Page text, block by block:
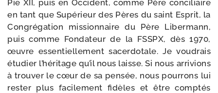
Pie XII, puis en Occident, comme Père conci­liaire
en tant que Supérieur des Pères du saint Esprit, la
Congrégation mis­sion­naire du Père Libermann,
puis comme Fondateur de la FSSPX, dès 1970,
œuvre essen­tiel­le­ment sacer­do­tale. Je vou­drais
étu­dier l’héritage qu’il nous laisse. Si nous arri­vions
à trou­ver le cœur de sa pen­sée, nous pour­rons lui
res­ter plus faci­le­ment fidèles et être comp­tés